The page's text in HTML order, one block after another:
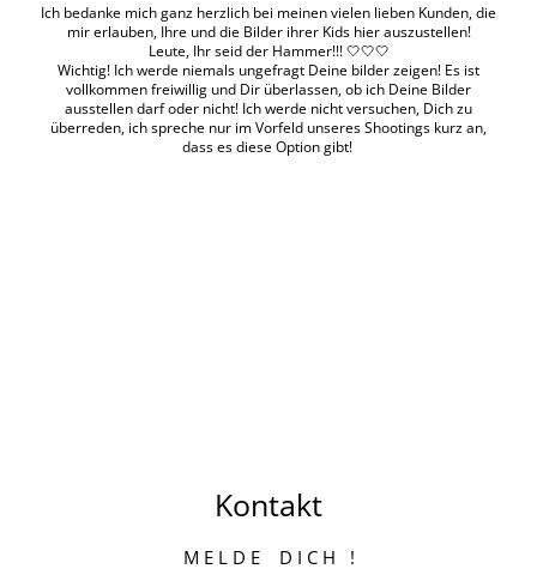
Ich bedanke mich ganz herzlich bei meinen vielen lieben Kunden, die
mir erlauben, Ihre und die Bilder ihrer Kids hier auszustellen!
Leute, Ihr seid der Hammer!!! 🤍🤍🤍
Wichtig! Ich werde niemals ungefragt Deine bilder zeigen! Es ist
vollkommen freiwillig und Dir überlassen, ob ich Deine Bilder
ausstellen darf oder nicht! Ich werde nicht versuchen, Dich zu
überreden, ich spreche nur im Vorfeld unseres Shootings kurz an,
dass es diese Option gibt!
Kontakt
M E L D E D I C H !